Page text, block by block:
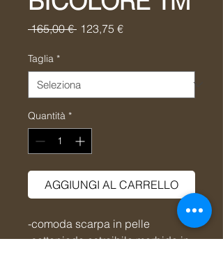
165,00 € Prezzo
123,75 €Prezzo
Taglia *
Quantità *
AGGIUNGI AL CARRELLO
-comoda scarpa in pelle
-sottopiede estraibile morbido in